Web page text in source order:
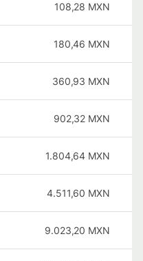
108,28 MXN
180,46 MXN
360,93 MXN
902,32 MXN
1.804,64 MXN
4.511,60 MXN
9.023,20 MXN